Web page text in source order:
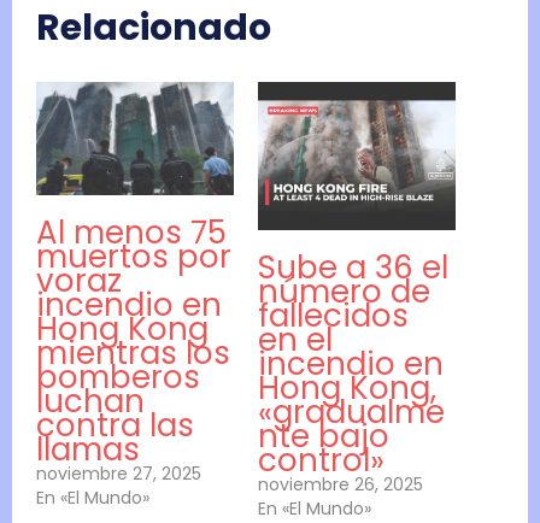
Relacionado
Al menos 75
muertos por
voraz
incendio en
Hong Kong
mientras los
bomberos
luchan
contra las
llamas
noviembre 27, 2025
En «El Mundo»
Sube a 36 el
número de
fallecidos
en el
incendio en
Hong Kong,
«gradualme
nte bajo
control»
noviembre 26, 2025
En «El Mundo»